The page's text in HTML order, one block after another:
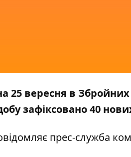
25 вересня в
зафіксовано 40
прес-служба